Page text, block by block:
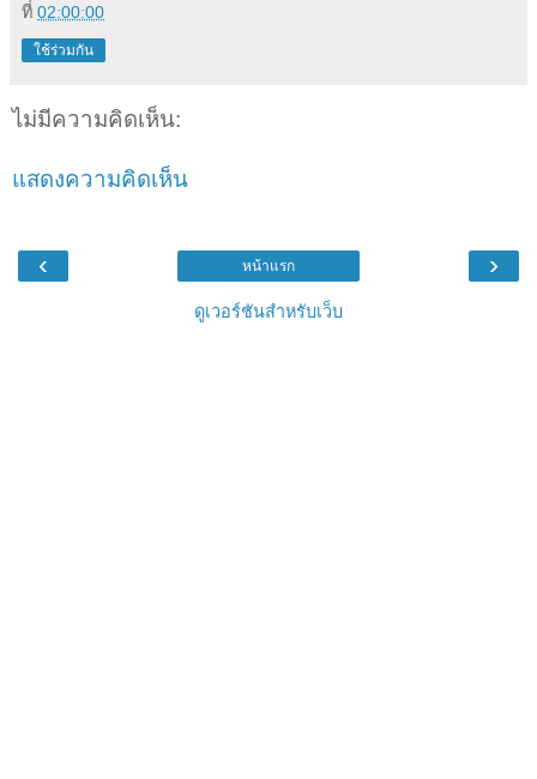
ที่ 02:00:00
ใช้ร่วมกัน
ไม่มีความคิดเห็น:
แสดงความคิดเห็น
‹ ›
หน้าแรก
ดูเวอร์ชันสำหรับเว็บ